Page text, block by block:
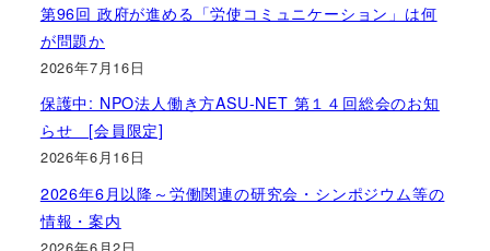
第96回 政府が進める「労使コミュニケーション」は何
が問題か
2026年7月16日
保護中: NPO法人働き方ASU-NET 第１４回総会のお知
らせ [会員限定]
2026年6月16日
2026年6月以降～労働関連の研究会・シンポジウム等の
情報・案内